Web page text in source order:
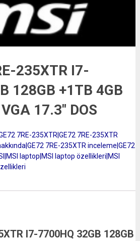
235XTR I7-
128GB +1TB 4GB
17.3″ DOS
7RE-235XTR|GE72 7RE-235XTR
7RE-235XTR inceleme|GE72
laptop|MSI laptop özellikleri|MSI
I7-7700HQ 32GB 128GB